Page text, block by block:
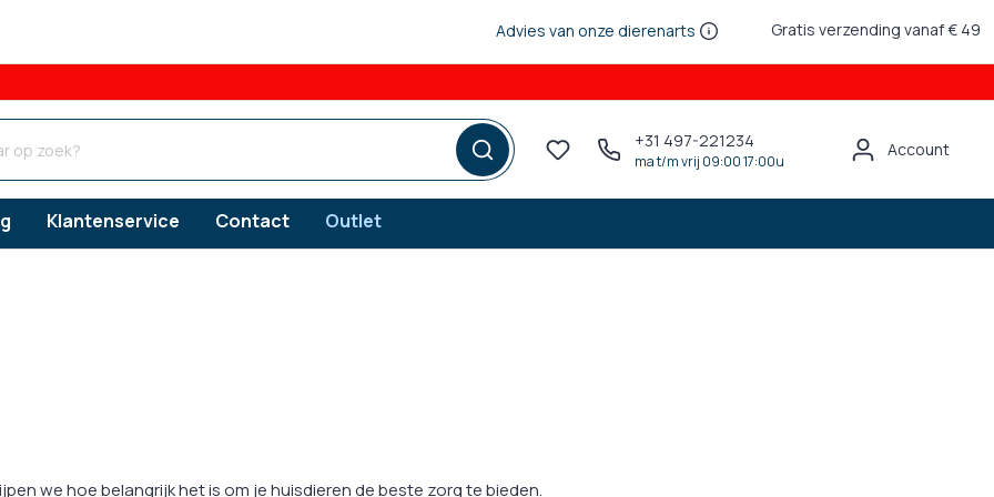
Advies van onze dierenarts Gratis verzending vanaf € 49
+31 497-221234
ma t/m vrij 09:00 17:00u
Account
Klantenservice Contact Outlet
we hoe belangrijk het is om je huisdieren de beste zorg te bieden.